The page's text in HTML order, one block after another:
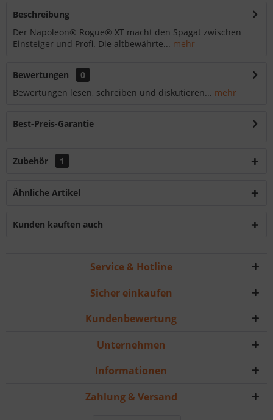
Beschreibung
Der Napoleon® Rogue® XT macht den Spagat zwischen
Einsteiger und Profi. Die altbewährte... mehr
Bewertungen
0
Bewertungen lesen, schreiben und diskutieren... mehr
Best-Preis-Garantie
Zubehör 1
Ähnliche Artikel
Kunden kauften auch
Service & Hotline
Sicher einkaufen
Kundenbewertung
Unternehmen
Informationen
Zahlung & Versand